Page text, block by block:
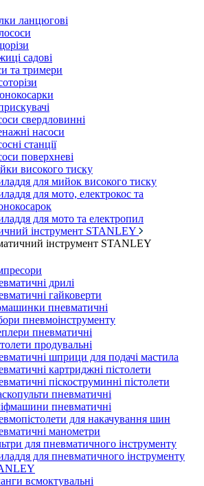
ланцюгові
садові
та тримери
свердловинні
насоси
станції
поверхневі
високого тиску
для мийок високого тиску
для мото, електрокос та
для мото та електропил
інструмент STANLEY
інструмент STANLEY
дрилі
гайковерти
пневматичні
пневмоінструменту
пневматичні
продувальні
шприци для подачі мастила
картриджні пістолети
піскоструминні пістолети
пневматичні
пневматичні
для накачування шин
манометри
для пневматичного інструменту
для пневматичного інструменту
всмоктувальні